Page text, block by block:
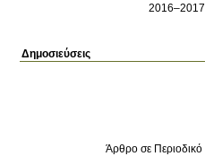
2016–2017
Δημοσιεύσεις
Άρθρο σε Περιοδικό